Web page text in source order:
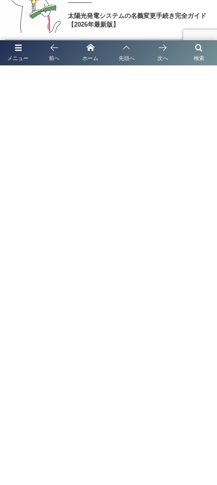
太陽光発電システムの名義変更手続き完全ガイド
【2026年最新版】
ブログ一覧
【熊本の相続手続きなら専門家へ】高難易度・複
メニュー 検索
前へ ホーム 先頭へ 次へ